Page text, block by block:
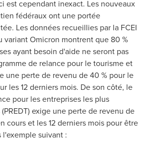
est cependant inexact. Les nouveaux
fédéraux ont une portée
Les données recueillies par la FCEI
variant Omicron montrent que 80 %
ayant besoin d'aide ne seront pas
de relance pour le tourisme et
une perte de revenu de 40 % pour le
les 12 derniers mois. De son côté, le
pour les entreprises les plus
exige une perte de revenu de
cours et les 12 derniers mois pour être
l'exemple suivant :